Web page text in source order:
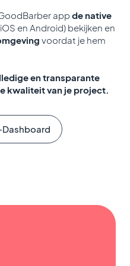
app de native
en Android) bekijken en
voordat je hem
en transparante
kwaliteit van je project.